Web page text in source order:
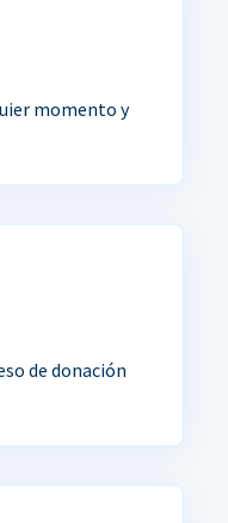
momento y
de donación